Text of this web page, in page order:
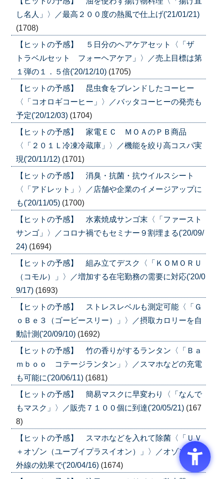
し名人」〉／最高２００度の熱風で仕上げ('21/01/21)
(1708)
【ヒットの予感】 ５日分のヘアケアセット〈「ザ
トラベルセット フォーヘアケア」〉／売上目標は第
１弾の１．５倍('20/12/10) (1705)
【ヒットの予感】 昆虫食をブレンドしたコーヒー
〈「コオロギコーヒー」〉／バッタコーヒーの発売も
予定('20/12/03) (1704)
【ヒットの予感】 家電ＥＣ ＭＯＡのＰＢ商品
〈「２０１Ｌ冷凍冷蔵庫」〉／機能を絞り高コスパ実
現('20/11/12) (1701)
【ヒットの予感】 消臭・抗菌・抗ウイルスシート
〈「アドレット」〉／店舗や企業のイメージアップに
も('20/11/05) (1700)
【ヒットの予感】 水素焼成サンゴ末〈「ファースト
サンゴ」〉／コロナ禍でもセミナー９割埋まる('20/09/
24) (1694)
【ヒットの予感】 組み立てデスク〈「ＫＯＭＯＲＵ
（コモル）」〉／増加する在宅勤務の需要に対応('20/0
9/17) (1693)
【ヒットの予感】 ストレスレベルも測定可能〈「Ｇ
ｏＢｅ３（ゴービースリー）」〉／摂取カロリーを自
動計測('20/09/10) (1692)
【ヒットの予感】 竹の香りがするランタン〈「Ｂａ
ｍｂｏｏ コテージランタン」〉／スマホなどの充電
も可能に('20/06/11) (1681)
【ヒットの予感】 簡易マスクに早変わり〈「なんで
もマスク」〉／販売７１００個に到達('20/05/21) (167
8)
【ヒットの予感】 スマホなどを入れて除菌〈「ＵＶ
＋オゾン（ユーブイプラスイオン）」〉／オゾンと紫
外線の効果で('20/04/16) (1674)